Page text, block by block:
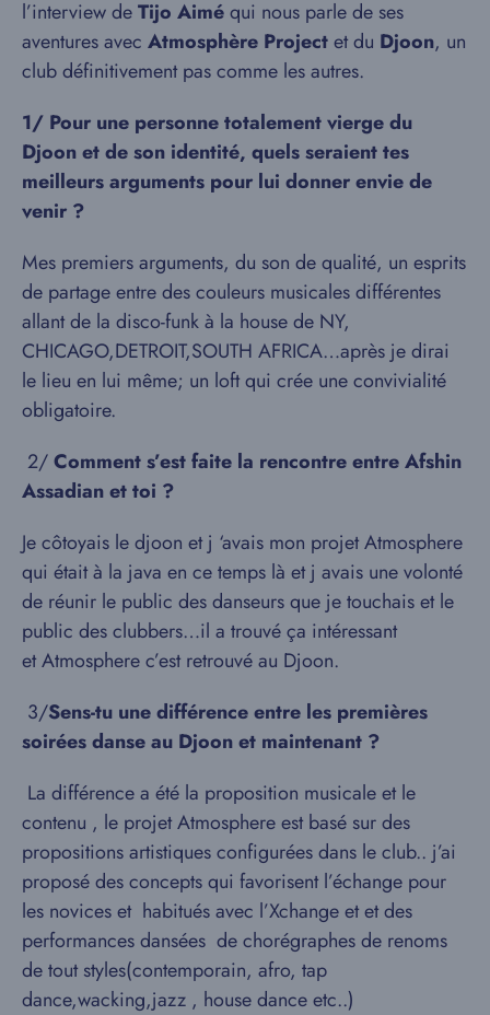
l’interview deTijo Aiméqui nous parle de ses
aventures avec Atmosphère Projectet du Djoon, un
club définitivement pas comme les autres.
1/ Pour une personne totalement vierge du
Djoon et de son identité, quels seraient tes
meilleurs arguments pour lui donner envie de
venir ?
Mes premiers arguments, du son de qualité, un esprits
de partage entre des couleurs musicales différentes
allant de la disco-funk à la house de NY,
CHICAGO,DETROIT,SOUTH AFRICA…après je dirai
le lieu en lui même; un loft qui crée une convivialité
obligatoire.
​2/​Comment s’est faite la rencontre entre Afshin
Assadian et toi ?
Je côtoyais le djoon et j ‘avais mon projet Atmosphere
qui était à la java en ce temps là et j avais une volonté
de réunir le public des danseurs que je touchais et le
public des clubbers…il a trouvé ça intéressant
et Atmosphere c’est retrouvé au Djoon.
​3/​Sens-tu une différence entre les premières
soirées danse au Djoon et maintenant ?
La différence a été la proposition musicale et le
contenu , le projet Atmosphere est basé sur des
propositions artistiques configurées dans le club.. j’ai
proposé des concepts qui favorisent l’échange pour
les novices et habitués avec l’Xchange et et des
performances dansées de chorégraphes de renoms
de tout styles(contemporain, afro, tap
dance,wacking,jazz , house dance etc..)